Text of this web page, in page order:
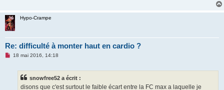
Hypo-Crampe
Re: difficulté à monter haut en cardio ?
M
18 mai 2016, 14:18
snowfree52 a écrit :
disons que c'est surtout le faible écart entre la FC max a laquelle je